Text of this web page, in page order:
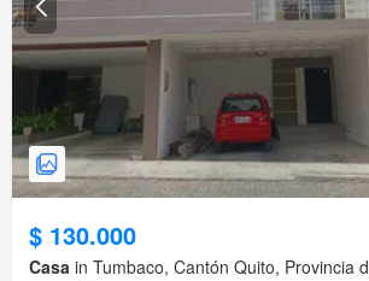
$ 130.000
Casa in Tumbaco, Cantón Quito, Provincia